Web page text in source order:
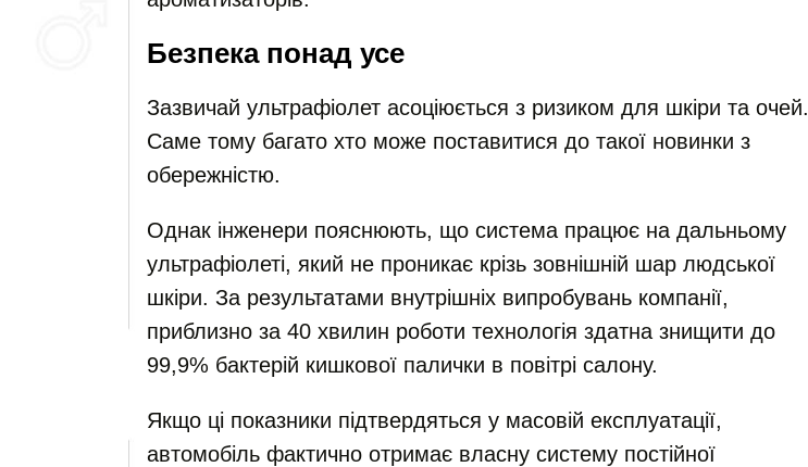
Безпека понад усе
Зазвичай ультрафіолет асоціюється з ризиком для шкіри та очей.
Саме тому багато хто може поставитися до такої новинки з
обережністю.
Однак інженери пояснюють, що система працює на дальньому
ультрафіолеті, який не проникає крізь зовнішній шар людської
шкіри. За результатами внутрішніх випробувань компанії,
приблизно за 40 хвилин роботи технологія здатна знищити до
99,9% бактерій кишкової палички в повітрі салону.
Якщо ці показники підтвердяться у масовій експлуатації,
автомобіль фактично отримає власну систему постійної